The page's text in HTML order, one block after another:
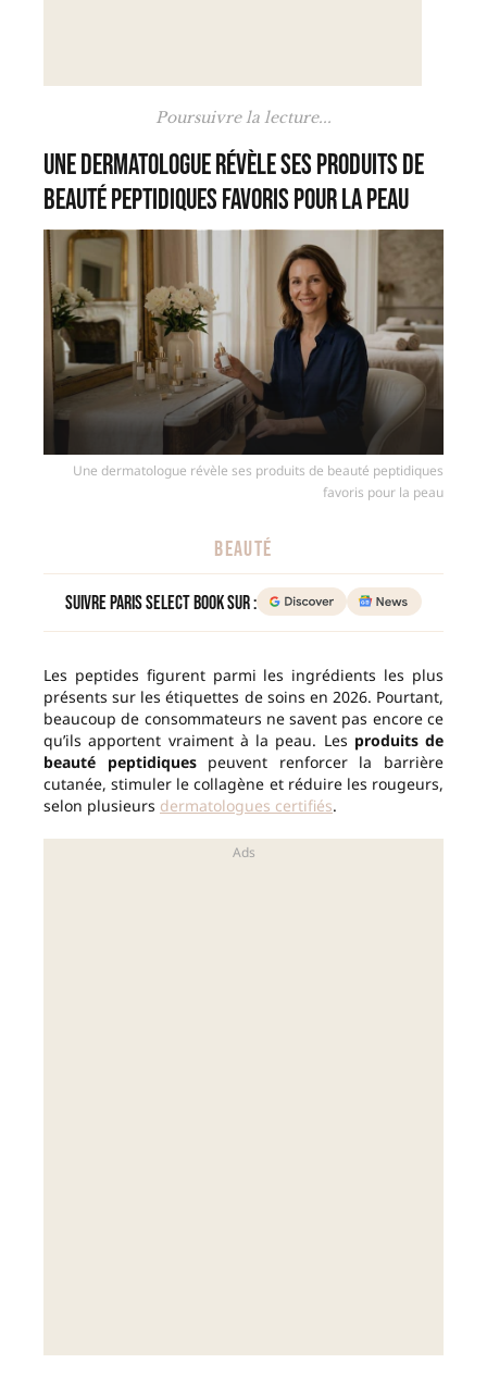
Poursuivre la lecture...
Une dermatologue révèle ses produits de
beauté peptidiques favoris pour la peau
Une dermatologue révèle ses produits de beauté peptidiques
favoris pour la peau
BEAUTÉ
Suivre Paris Select Book sur :
Les peptides figurent parmi les ingrédients les plus
présents sur les étiquettes de soins en 2026. Pourtant,
beaucoup de consommateurs ne savent pas encore ce
qu’ils apportent vraiment à la peau. Les produits de
beauté peptidiquespeuvent renforcer la barrière
cutanée, stimuler le collagène et réduire les rougeurs,
selon plusieurs dermatologues certifiés.